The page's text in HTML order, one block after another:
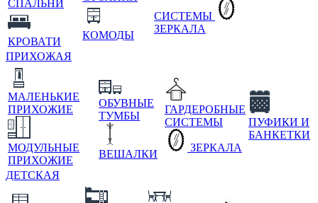
СПАЛЬНИ
КРОВАТИ
КОМОДЫ
СИСТЕМЫ
ЗЕРКАЛА
ПРИХОЖАЯ
МАЛЕНЬКИЕ
ПРИХОЖИЕ
МОДУЛЬНЫЕ
ПРИХОЖИЕ
ОБУВНЫЕ
ТУМБЫ
ВЕШАЛКИ
ГАРДЕРОБНЫЕ
СИСТЕМЫ
ЗЕРКАЛА
ПУФИКИ И
БАНКЕТКИ
ДЕТСКАЯ